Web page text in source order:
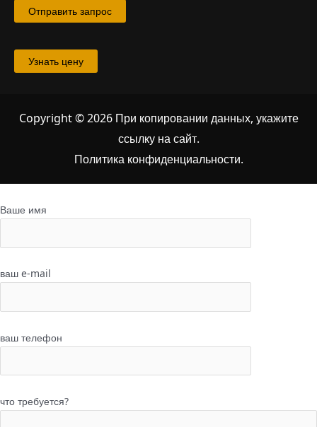
Отправить запрос
Узнать цену
Copyright © 2026 При копировании данных, укажите
ссылку на сайт.
Политика конфиденциальности.
Ваше имя
ваш e-mail
ваш телефон
что требуется?